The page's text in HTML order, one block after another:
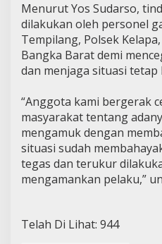
Menurut Yos Sudarso,
dilakukan oleh personel
Tempilang, Polsek
Bangka Barat demi
dan menjaga situasi tetap
“Anggota kami bergerak
masyarakat tentang
mengamuk dengan
situasi sudah
tegas dan terukur
mengamankan pelaku,”
Telah Di Lihat: 944